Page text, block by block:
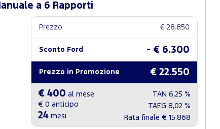
a 6 Rapporti
Prezzo € 28.850
Sconto Ford - € 6.300
Prezzo in Promozione € 22.550
€ 400 al mese
€ 0 anticipo
24 mesi
TAN 6,25 %
TAEG 8,02 %
Rata finale € 15.868